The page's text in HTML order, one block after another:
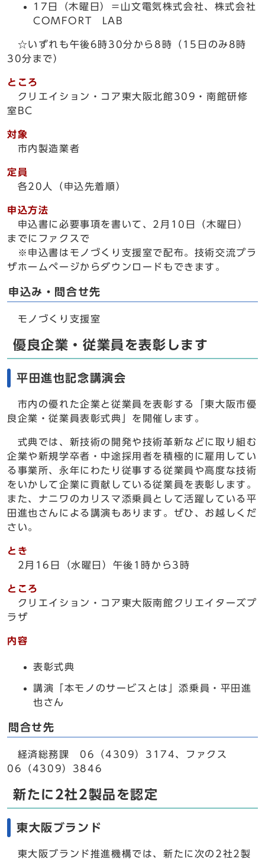
17日（木曜日）＝山文電気株式会社、株式会社
COMFORT LAB
☆いずれも午後6時30分から8時（15日のみ8時
30分まで）
ところ
クリエイション・コア東大阪北館309・南館研修
室BC
対象
市内製造業者
定員
各20人（申込先着順）
申込方法
申込書に必要事項を書いて、2月10日（木曜日）
までにファクスで
※申込書はモノづくり支援室で配布。技術交流プラ
ザホームページからダウンロードもできます。
申込み・問合せ先
モノづくり支援室
優良企業・従業員を表彰します
平田進也記念講演会
市内の優れた企業と従業員を表彰する「東大阪市優
良企業・従業員表彰式典」を開催します。
式典では、新技術の開発や技術革新などに取り組む
企業や新規学卒者・中途採用者を積極的に雇用してい
る事業所、永年にわたり従事する従業員や高度な技術
をいかして企業に貢献している従業員を表彰します。
また、ナニワのカリスマ添乗員として活躍している平
田進也さんによる講演もあります。ぜひ、お越しくだ
さい。
とき
2月16日（水曜日）午後1時から3時
ところ
クリエイション・コア東大阪南館クリエイターズプ
ラザ
内容
表彰式典
講演「本モノのサービスとは」添乗員・平田進
也さん
問合せ先
経済総務課 06（4309）3174、ファクス
06（4309）3846
新たに2社2製品を認定
東大阪ブランド
東大阪ブランド推進機構では、新たに次の2社2製